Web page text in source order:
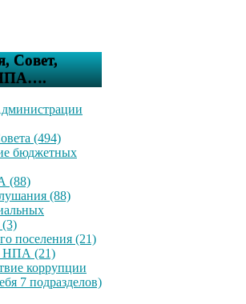
Совет,
(494)
бюджетных
(88)
(88)
поселения (21)
НПА (21)
коррупции
7 подразделов)